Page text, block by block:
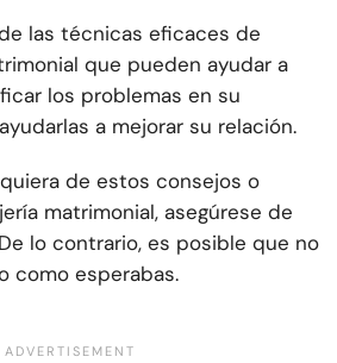
las técnicas eficaces de
que pueden ayudar a
los problemas en su
a mejorar su relación.
de estos consejos o
matrimonial, asegúrese de
lo contrario, es posible que no
como esperabas.